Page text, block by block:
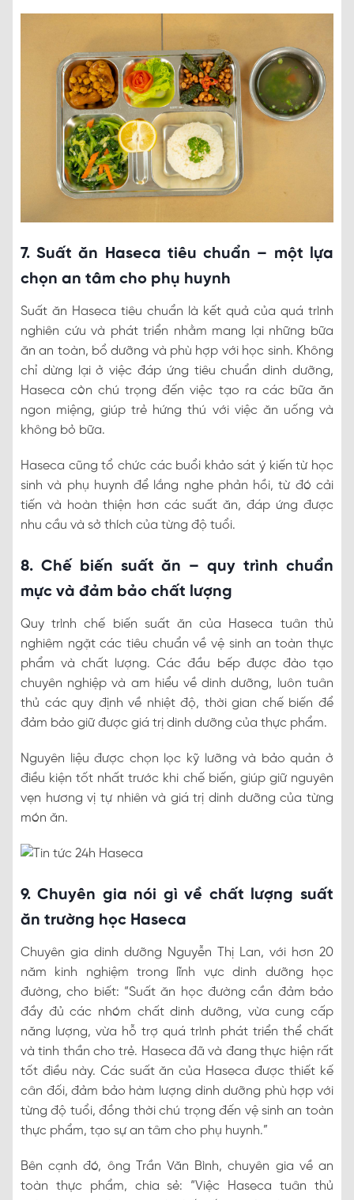
7. Suất ăn Haseca tiêu chuẩn – một lựa
chọn an tâm cho phụ huynh
Suất ăn Haseca tiêu chuẩn là kết quả của quá trình
nghiên cứu và phát triển nhằm mang lại những bữa
ăn an toàn, bổ dưỡng và phù hợp với học sinh. Không
chỉ dừng lại ở việc đáp ứng tiêu chuẩn dinh dưỡng,
Haseca còn chú trọng đến việc tạo ra các bữa ăn
ngon miệng, giúp trẻ hứng thú với việc ăn uống và
không bỏ bữa.
Haseca cũng tổ chức các buổi khảo sát ý kiến từ học
sinh và phụ huynh để lắng nghe phản hồi, từ đó cải
tiến và hoàn thiện hơn các suất ăn, đáp ứng được
nhu cầu và sở thích của từng độ tuổi.
8. Chế biến suất ăn – quy trình chuẩn
mực và đảm bảo chất lượng
Quy trình chế biến suất ăn của Haseca tuân thủ
nghiêm ngặt các tiêu chuẩn về vệ sinh an toàn thực
phẩm và chất lượng. Các đầu bếp được đào tạo
chuyên nghiệp và am hiểu về dinh dưỡng, luôn tuân
thủ các quy định về nhiệt độ, thời gian chế biến để
đảm bảo giữ được giá trị dinh dưỡng của thực phẩm.
Nguyên liệu được chọn lọc kỹ lưỡng và bảo quản ở
điều kiện tốt nhất trước khi chế biến, giúp giữ nguyên
vẹn hương vị tự nhiên và giá trị dinh dưỡng của từng
món ăn.
9. Chuyên gia nói gì về chất lượng suất
ăn trường học Haseca
Chuyên gia dinh dưỡng Nguyễn Thị Lan, với hơn 20
năm kinh nghiệm trong lĩnh vực dinh dưỡng học
đường, cho biết: “Suất ăn học đường cần đảm bảo
đầy đủ các nhóm chất dinh dưỡng, vừa cung cấp
năng lượng, vừa hỗ trợ quá trình phát triển thể chất
và tinh thần cho trẻ. Haseca đã và đang thực hiện rất
tốt điều này. Các suất ăn của Haseca được thiết kế
cân đối, đảm bảo hàm lượng dinh dưỡng phù hợp với
từng độ tuổi, đồng thời chú trọng đến vệ sinh an toàn
thực phẩm, tạo sự an tâm cho phụ huynh.”
Bên cạnh đó, ông Trần Văn Bình, chuyên gia về an
toàn thực phẩm, chia sẻ: “Việc Haseca tuân thủ